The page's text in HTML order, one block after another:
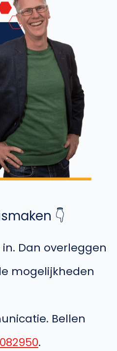
👇
Dan overleggen
mogelijkheden
Bellen
.